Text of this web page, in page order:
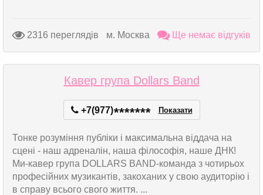
2316 переглядів м. Москва Ще немає відгуків
Кавер група Dollars Band
+7(977)******* Показати
Тонке розуміння публіки і максимальна віддача на
сцені - наш адреналін, наша філософія, наше ДНК!
Ми-кавер група DOLLARS BAND-команда з чотирьох
професійних музикантів, закоханих у свою аудиторію і
в справу всього свого життя. ...